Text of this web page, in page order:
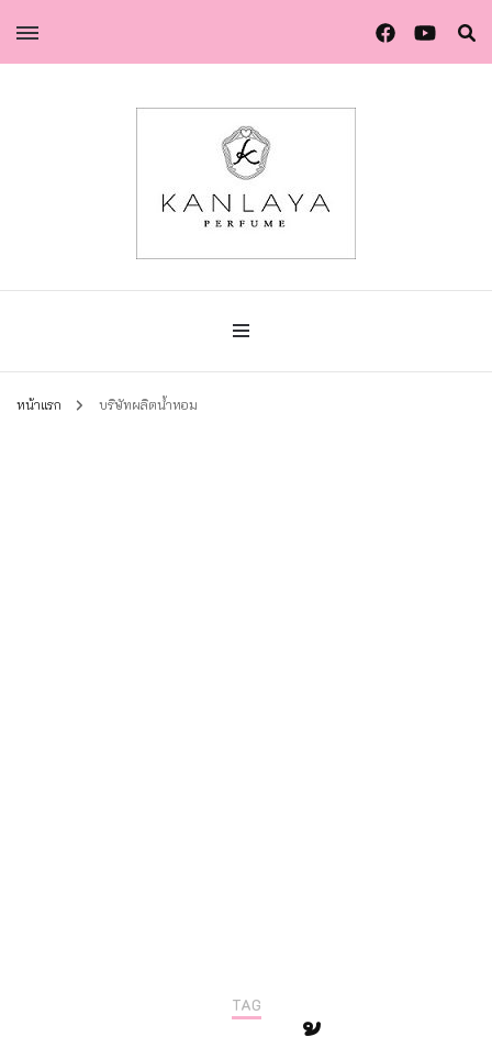
น้ำหอมกัลยา
น้ำหอมกัลยา น้ำหอมแท้แบรนด์ไทย คุณภาพยุโรป
หน้าแรก บริษัทผลิตน้ำหอม
TAG